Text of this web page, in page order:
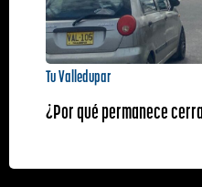
Tu Valledupar
¿Por qué permanece